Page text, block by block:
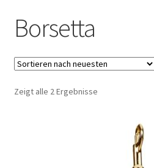
Borsetta
Zeigt alle 2 Ergebnisse